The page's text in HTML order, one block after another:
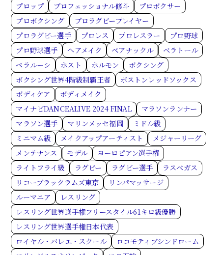
プロップ
プロフェッショナル修斗
プロボクサー
プロボクシング
プロラグビープレイヤー
プロラグビー選手
プロレス プロレスラー
プロ野球
プロ野球選手
ヘアメイク ベアナックル
ベラトール
ベラルーシ
ホスト ホルモン
ボクシング
ボクシング世界4階級制覇王者
ボストンレッドソックス
ボディケア
ボディメイク
マイナビDANCEALIVE 2024 FINAL
マラソンランナー
マラソン選手
マリンメッセ福岡
ミドル級
ミニマム級
メイクアップアーティスト
メジャーリーグ
メンテナンス
モデル
ヨーロピアン選手権
ライトフライ級
ラグビー ラグビー選手
ラスベガス
リコーブラックラムズ東京
リンパマッサージ
ルーマニア
レスリング
レスリング世界選手権フリースタイル61キロ級優勝
レスリング世界選手権日本代表
ロイヤル・バレエ・スクール
ロコモティブシンドローム